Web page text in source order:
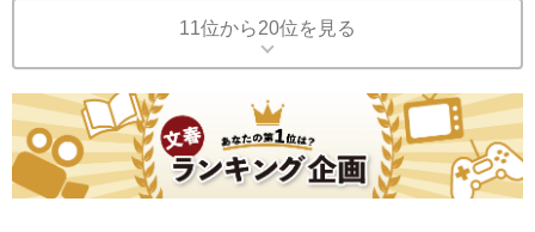
11位から20位を見る